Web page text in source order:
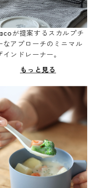
が提案するスカルプチ
なアプローチのミニマル
インドレーナー。
もっと見る